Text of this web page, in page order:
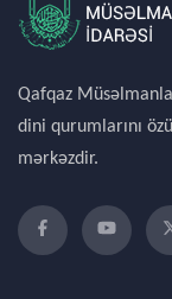
Qafqaz
dini qurumlarını
mərkəzdir.